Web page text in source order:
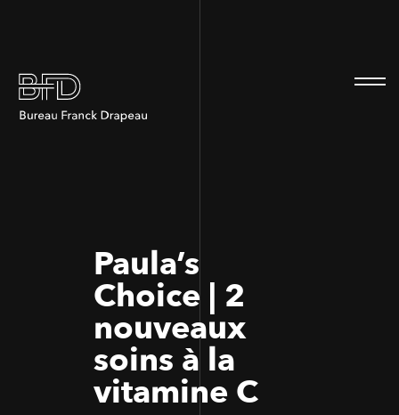
Paula’s
Choice | 2
nouveaux
soins à la
vitamine C